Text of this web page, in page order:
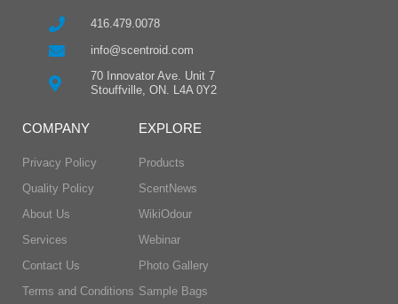
416.479.0078
info@scentroid.com
70 Innovator Ave. Unit 7
Stouffville, ON. L4A 0Y2
COMPANY
Privacy Policy
Quality Policy
About Us
Services
Contact Us
Terms and Conditions
EXPLORE
Products
ScentNews
WikiOdour
Webinar
Photo Gallery
Sample Bags